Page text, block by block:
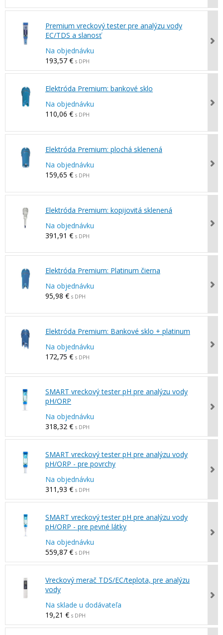
Premium vreckový tester pre analýzu vody
EC/TDS a slanosť
Na objednávku
193,57 € s DPH
Elektróda Premium: bankové sklo
Na objednávku
110,06 € s DPH
Elektróda Premium: plochá sklenená
Na objednávku
159,65 € s DPH
Elektróda Premium: kopijovitá sklenená
Na objednávku
391,91 € s DPH
Elektróda Premium: Platinum čierna
Na objednávku
95,98 € s DPH
Elektróda Premium: Bankové sklo + platinum
Na objednávku
172,75 € s DPH
SMART vreckový tester pH pre analýzu vody
pH/ORP
Na objednávku
318,32 € s DPH
SMART vreckový tester pH pre analýzu vody
pH/ORP - pre povrchy
Na objednávku
311,93 € s DPH
SMART vreckový tester pH pre analýzu vody
pH/ORP - pre pevné látky
Na objednávku
559,87 € s DPH
Vreckový merač TDS/EC/teplota, pre analýzu
vody
Na sklade u dodávateľa
19,21 € s DPH